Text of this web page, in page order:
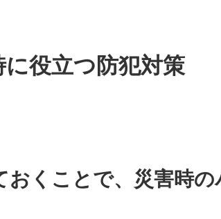
役立つ防犯対策
おくことで、災害時